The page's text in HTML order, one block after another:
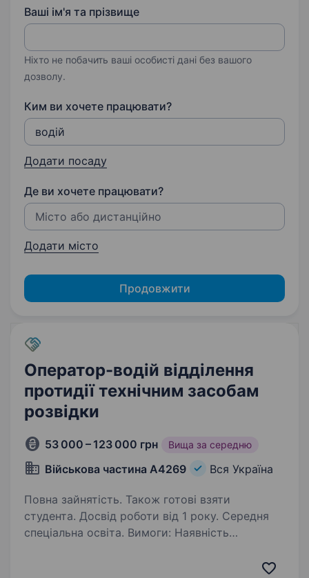
Ваші ім'я та прізвище
Ніхто не побачить ваші особисті дані без вашого
дозволу.
Ким ви хочете працювати?
Додати посаду
Де ви хочете працювати?
Додати місто
Продовжити
Оператор-водій відділення
протидії технічним засобам
розвідки
53 000 – 123 000 грн Вища за середню
Військова частина А4269 Вся Україна
Повна зайнятість. Також готові взяти
студента. Досвід роботи від 1 року. Середня
спеціальна освіта. Вимоги: Наявність